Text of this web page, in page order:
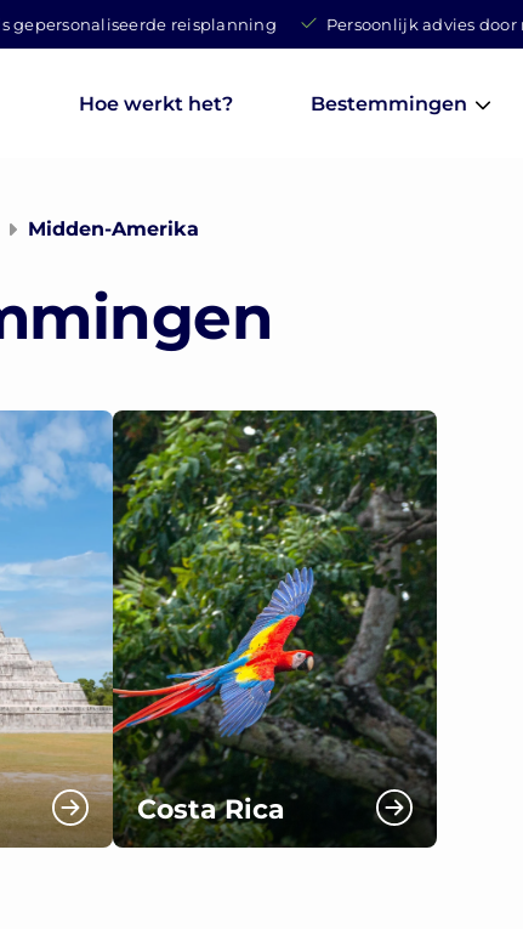
gepersonaliseerde reisplanning Persoonlijk advies door
Hoe werkt het? Bestemmingen
Midden-Amerika
Costa Rica